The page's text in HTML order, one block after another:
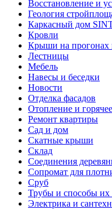
Восстановление и
Геология
Каркасный дом
Кровли
Крыши на прогонах
Лестницы
Мебель
Навесы и беседки
Новости
Отделка фасадов
Отопление и
Ремонт квартиры
Сад и дом
Скатные крыши
Склад
Соединения
Сопромат для
Сруб
Трубы и способы их
Электрика и